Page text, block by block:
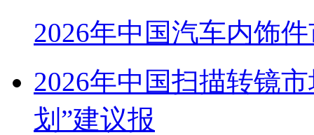
2026年中国汽车内饰
2026年中国扫描转镜
划”建议报